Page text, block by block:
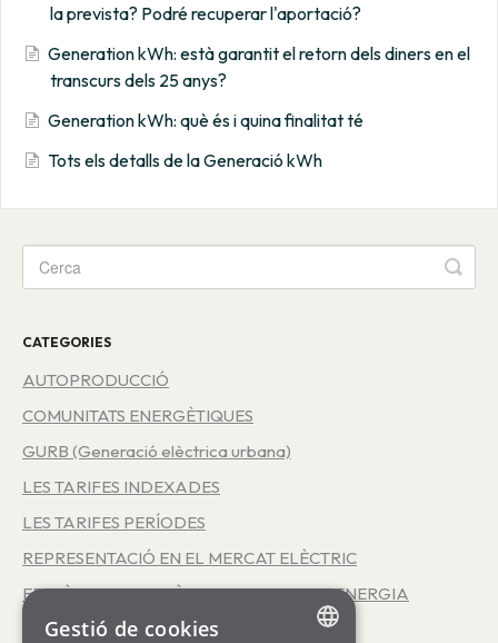
la prevista? Podré recuperar l'aportació?
Generation kWh: està garantit el retorn dels diners en el
transcurs dels 25 anys?
Generation kWh: què és i quina finalitat té
Tots els detalls de la Generació kWh
CATEGORIES
AUTOPRODUCCIÓ
COMUNITATS ENERGÈTIQUES
GURB (Generació elèctrica urbana)
LES TARIFES INDEXADES
LES TARIFES PERÍODES
REPRESENTACIÓ EN EL MERCAT ELÈCTRIC
EFICIÈNCIA ENERGÈTICA - SERVEI INFOENERGIA
LA COOPERATIVA SOM ENERGIA
Gestió de cookies